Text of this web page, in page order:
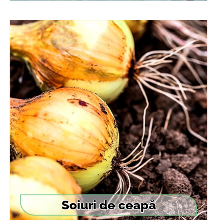
Soiuri de ceapă